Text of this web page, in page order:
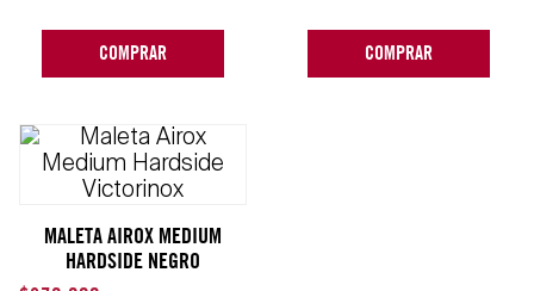
COMPRAR COMPRAR
MALETA AIROX MEDIUM
HARDSIDE NEGRO
VICTORINOX